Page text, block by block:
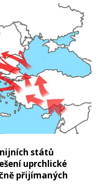
států
uprchlické
přijímaných